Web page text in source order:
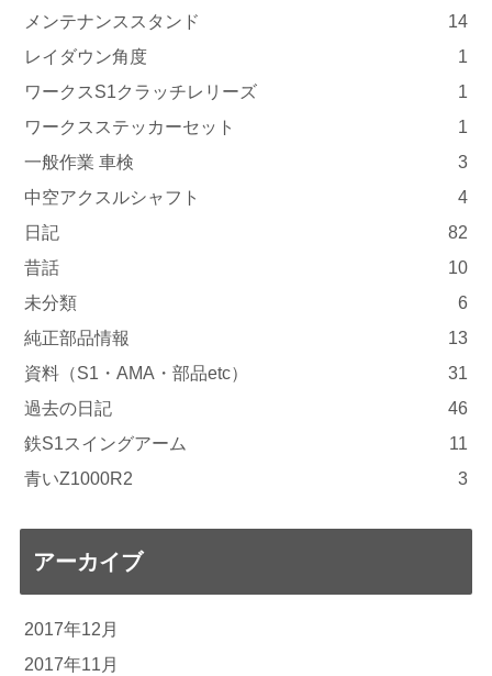
メンテナンススタンド
14
レイダウン角度
1
ワークスS1クラッチレリーズ
1
ワークスステッカーセット
1
一般作業 車検
3
中空アクスルシャフト
4
日記
82
昔話
10
未分類
6
純正部品情報
13
資料（S1・AMA・部品etc）
31
過去の日記
46
鉄S1スイングアーム
11
青いZ1000R2
3
アーカイブ
2017年12月
2017年11月